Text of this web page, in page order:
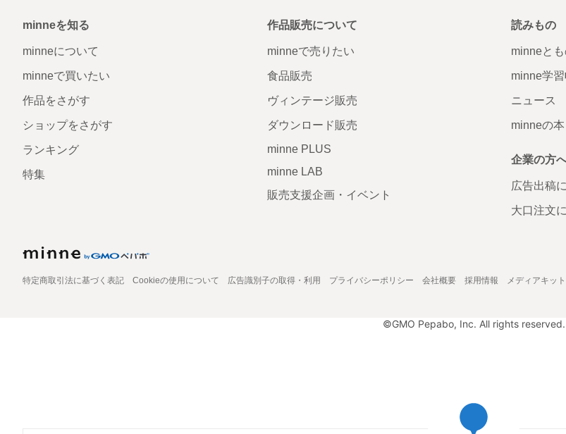
minneを知る
minneについて
minneで買いたい
作品をさがす
ショップをさがす
ランキング
特集
作品販売について
minneで売りたい
食品販売
ヴィンテージ販売
ダウンロード販売
minne PLUS
minne LAB
販売支援企画・イベント
読みもの
minneと
minne学
ニュース
minneの本
企業の方
広告出稿
大口注文
特定商取引法に基づく表記 Cookieの使用について 広告識別子の取得・利用 プライバシーポリシー 会社概要 採用情報 メディアキット
©GMO Pepabo, Inc. All rights reserved.